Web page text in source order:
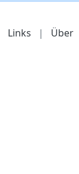
Links | Über